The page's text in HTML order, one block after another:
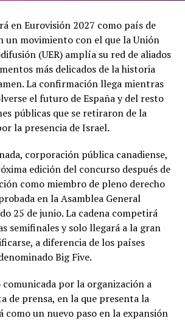
en Eurovisión 2027 como país de
un movimiento con el que la Unión
(UER) amplía su red de aliados
más delicados de la historia
La confirmación llega mientras
el futuro de España y del resto
públicas que se retiraron de la
la presencia de Israel.
corporación pública canadiense,
edición del concurso después de
como miembro de pleno derecho
en la Asamblea General
25 de junio. La cadena competirá
semifinales y solo llegará a la gran
a diferencia de los países
Big Five.
por la organización a
de prensa, en la que presenta la
como un nuevo paso en la expansión